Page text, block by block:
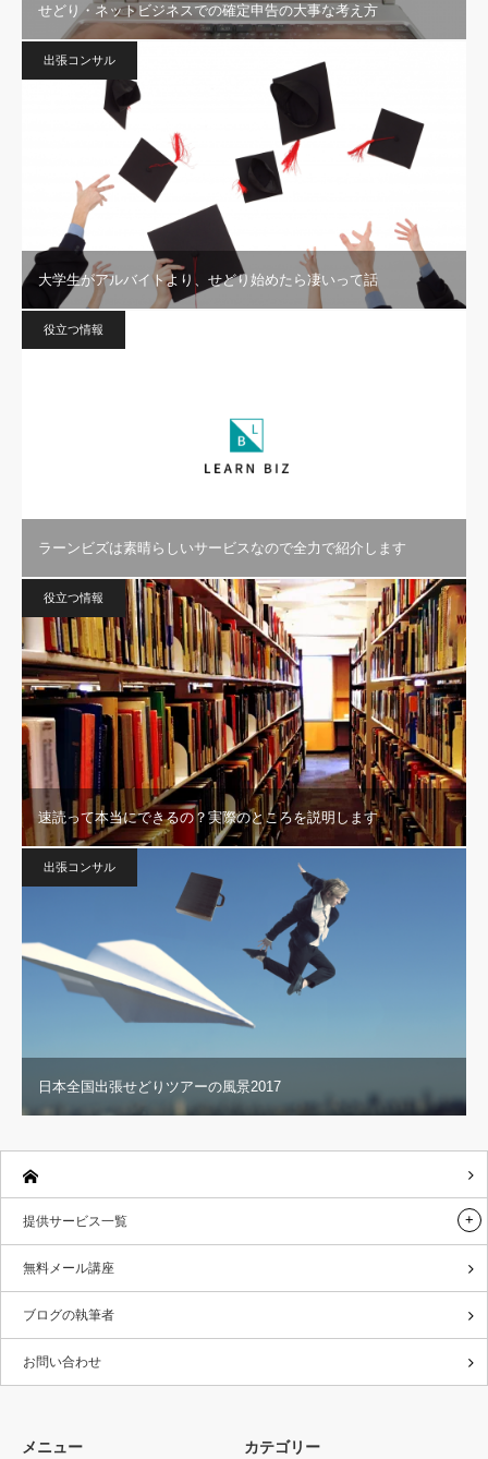
せどり・ネットビジネスでの確定申告の大事な考え方
出張コンサル
大学生がアルバイトより、せどり始めたら凄いって話
役立つ情報
ラーンビズは素晴らしいサービスなので全力で紹介します
役立つ情報
速読って本当にできるの？実際のところを説明します
出張コンサル
日本全国出張せどりツアーの風景2017
提供サービス一覧
無料メール講座
ブログの執筆者
お問い合わせ
メニュー カテゴリー